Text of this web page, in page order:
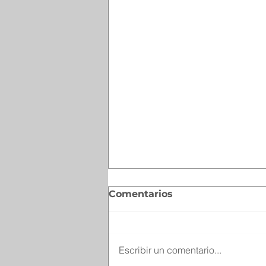
Comentarios
Escribir un comentario...